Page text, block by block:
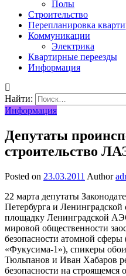
Полы
Строительство
Перепланировка
Коммуникации
Электрика
Квартирные переезды
Информация
Найти:
Информация
Депутаты
строительство
Posted on 23.03.2011 Author
22 марта депутаты
Петербурга и
площадку Ленинградской
мировой общественности
безопасности атомной сферы
«Фукусима-1»), спикеры
Тюльпанов и Иван Хабаров
безопасности на строящемся